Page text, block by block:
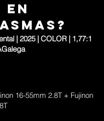
| 2025 | COLOR | 1,77:1
16-55mm 2.8T + Fujinon